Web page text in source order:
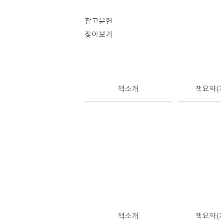
참고문헌
찾아보기
책소개 책요약(
책소개 책요약(